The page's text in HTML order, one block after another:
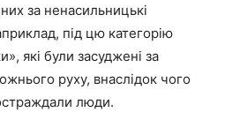
за ненасильницькі
під цю категорію
які були засуджені за
руху, внаслідок чого
люди.